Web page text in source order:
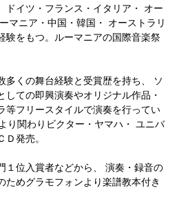
ドイツ・フランス・イタリア・ オー
マニア・中国・韓国・ オーストラリ
験をもつ。ルーマニアの国際音楽祭
多くの舞台経験と受賞歴を持ち、 ソ
しての即興演奏やオリジナル作品・
等フリースタイルで演奏を行ってい
り関わりビクター・ヤマハ・ ユニバ
Ｄ発売。
１位入賞者などから、 演奏・録音の
ためグラモフォンより楽譜教本付き